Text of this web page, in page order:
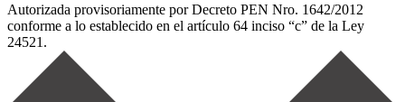
Autorizada provisoriamente por Decreto PEN Nro. 1642/2012
conforme a lo establecido en el artículo 64 inciso “c” de la Ley
24521.